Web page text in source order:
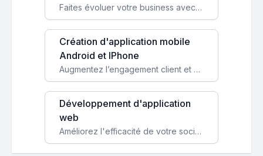
Faites évoluer votre business avec des solutions logicielles personnalisées, parfaitement adaptées à vos besoins spécifiques.
Création d'application mobile
Android et IPhone
Augmentez l’engagement client et simplifiez vos processus avec une application mobile sur mesure, disponible sur iOS et Android.
Développement d'application
web
Améliorez l'efficacité de votre société avec une application web personnalisée accessible partout et tout le temps.